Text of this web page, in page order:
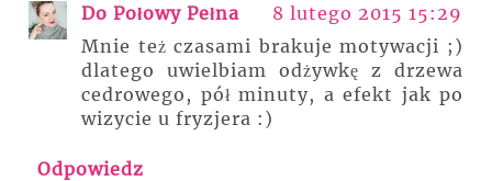
Do Połowy Pełna
8 lutego 2015 15:29
Mnie też czasami brakuje motywacji ;)
dlatego uwielbiam odżywkę z drzewa
cedrowego, pół minuty, a efekt jak po
wizycie u fryzjera :)
Odpowiedz